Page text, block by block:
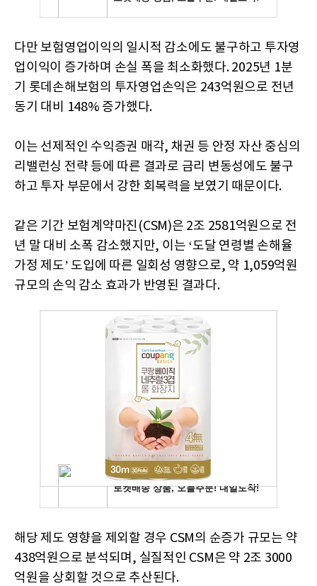
다만 보험영업이익의 일시적 감소에도 불구하고 투자영
업이익이 증가하며 손실 폭을 최소화했다. 2025년 1분
기 롯데손해보험의 투자영업손익은 243억원으로 전년
동기 대비 148% 증가했다.
이는 선제적인 수익증권 매각, 채권 등 안정 자산 중심의
리밸런싱 전략 등에 따른 결과로 금리 변동성에도 불구
하고 투자 부문에서 강한 회복력을 보였기 때문이다.
같은 기간 보험계약마진(CSM)은 2조 2581억원으로 전
년 말 대비 소폭 감소했지만, 이는 ‘도달 연령별 손해율
가정 제도’ 도입에 따른 일회성 영향으로, 약 1,059억원
규모의 손익 감소 효과가 반영된 결과다.
해당 제도 영향을 제외할 경우 CSM의 순증가 규모는 약
438억원으로 분석되며, 실질적인 CSM은 약 2조 3000
억원을 상회할 것으로 추산된다.